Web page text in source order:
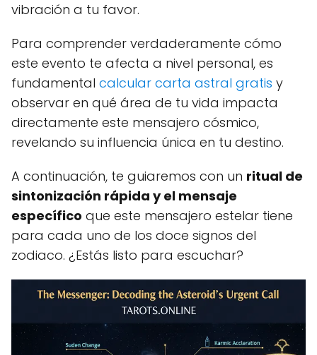
vibración a tu favor.
Para comprender verdaderamente cómo
este evento te afecta a nivel personal, es
fundamental calcular carta astral gratis y
observar en qué área de tu vida impacta
directamente este mensajero cósmico,
revelando su influencia única en tu destino.
A continuación, te guiaremos con un ritual de
sintonización rápida y el mensaje
específico que este mensajero estelar tiene
para cada uno de los doce signos del
zodiaco. ¿Estás listo para escuchar?